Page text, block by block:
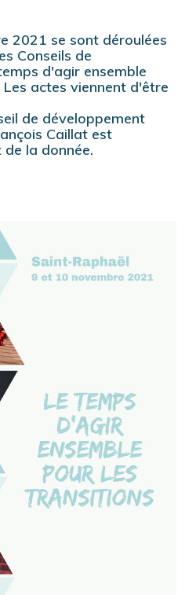
2021 se sont déroulées
Conseils de
d'agir ensemble
actes viennent d'être
de développement
Caillat est
la donnée.